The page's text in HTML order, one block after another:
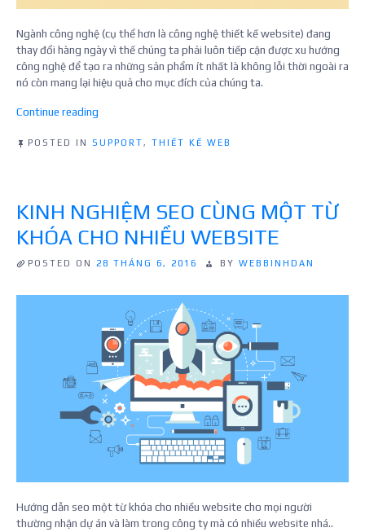
Ngành công nghệ (cụ thể hơn là công nghệ thiết kế website) đang
thay đổi hàng ngày vì thế chúng ta phải luôn tiếp cận được xu hướng
công nghệ để tạo ra những sản phẩm ít nhất là không lỗi thời ngoài ra
nó còn mang lại hiệu quả cho mục đích của chúng ta.
Continue reading
hướng
cho
2016”
POSTED IN SUPPORT , THIẾT KẾ WEB
KINH NGHIỆM SEO CÙNG MỘT TỪ
KHÓA CHO NHIỀU WEBSITE
POSTED ON 28 THÁNG 6, 2016 BY WEBBINHDAN
Hướng dẫn seo một từ khóa cho nhiều website cho mọi người
thường nhận dự án và làm trong công ty mà có nhiều website nhá..